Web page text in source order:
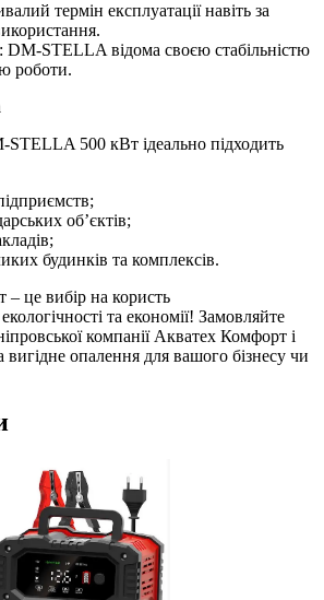
термін експлуатації навіть за
DM-STELLA відома своєю стабільністю
роботи.
STELLA 500 кВт ідеально підходить
об’єктів;
будинків та комплексів.
це вибір на користь
та економії! Замовляйте
компанії Акватех Комфорт і
вигідне опалення для вашого бізнесу чи